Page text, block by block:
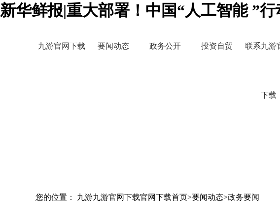
新华鲜报|重大部署！中国“人工智能 ”
九游官网下载 要闻动态 政务公开 投资自贸 联系九游
下载
您的位置： 九游九游官网下载官网下载首页>要闻动态>政务要闻